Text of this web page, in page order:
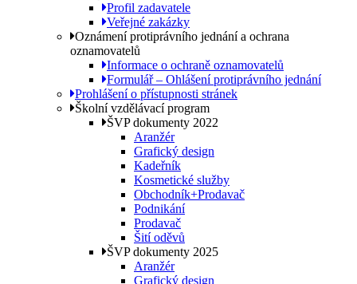
Profil zadavatele
Veřejné zakázky
Oznámení protiprávního jednání a ochrana
oznamovatelů
Informace o ochraně oznamovatelů
Formulář – Ohlášení protiprávního jednání
Prohlášení o přístupnosti stránek
Školní vzdělávací program
ŠVP dokumenty 2022
Aranžér
Grafický design
Kadeřník
Kosmetické služby
Obchodník+Prodavač
Podnikání
Prodavač
Šití oděvů
ŠVP dokumenty 2025
Aranžér
Grafický design